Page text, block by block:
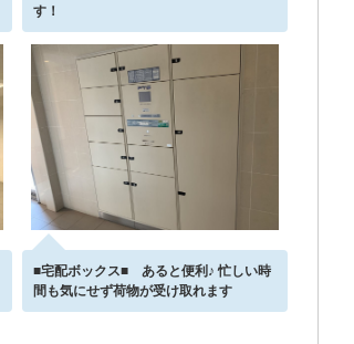
す！
■宅配ボックス■ あると便利♪ 忙しい時
間も気にせず荷物が受け取れます